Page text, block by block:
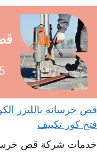
فتح كور تكييف
خدمات شركة قص